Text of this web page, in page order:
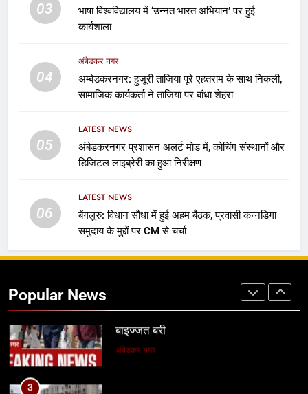
03
भाषा विश्वविद्यालय में ‘उन्नत भारत अभियान’ पर हुई
कार्यशाला
04
अंबेडकर नगर
अम्बेडकरनगर: हुजूरी ताजिया पूरे एहतराम के साथ निकली,
सामाजिक कार्यकर्ता ने ताजिया पर बांधा शेहरा
05
LATEST NEWS
अंबेडकरनगर प्रशासन अलर्ट मोड में, कोचिंग संस्थानों और
डिजिटल लाइब्रेरी का हुआ निरीक्षण
06
LATEST NEWS
बेंगलुरु: विधान सौधा में हुई अहम बैठक, प्रवासी कन्नडिगा
समुदाय के मुद्दों पर CM से चर्चा
Popular News
युवक की मौत, भारतीय वाणिज्य दूतावास की
दिशोम ट्राइबल टूरिज्म यूथ कॉन्क्लेव 2026 में
विशिष्ट अतिथि के रूप में शामिल होंगे
1
बांकीपुर में PK की बढ़त जारी, बोले- बिहार को
बिहार, झारखंड राजनीति
37 साल पुराने हॉफ मर्डर केस में कैलाश यादव
3
भाषा विश्वविद्यालय में ‘उन्नत भारत अभियान’